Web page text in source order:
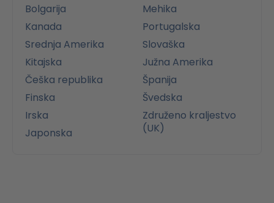
Bolgarija
Kanada
Srednja Amerika
Kitajska
Češka republika
Finska
Irska
Japonska
Mehika
Portugalska
Slovaška
Južna Amerika
Španija
Švedska
Združeno kraljestvo
(UK)